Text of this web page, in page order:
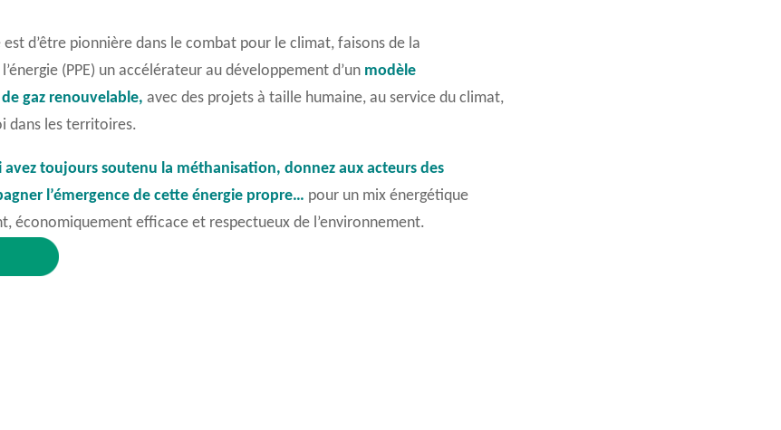
d’être pionnière dans le combat pour le climat, faisons de la
(PPE) un accélérateur au développement d’un modèle
gaz renouvelable, avec des projets à taille humaine, au service du climat,
dans les territoires.
avez toujours soutenu la méthanisation, donnez aux acteurs des
l’émergence de cette énergie propre… pour un mix énergétique
économiquement efficace et respectueux de l’environnement.